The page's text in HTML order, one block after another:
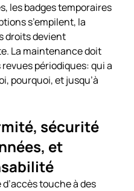
les badges temporaires
s’empilent, la
droits devient
La maintenance doit
périodiques: qui a
pourquoi, et jusqu’à
sécurité
et
touche à des